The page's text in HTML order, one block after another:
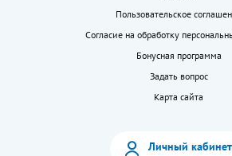
Пользовательское
Согласие на обработку
Бонусная программа
Задать вопрос
Карта сайта
Личный кабинет